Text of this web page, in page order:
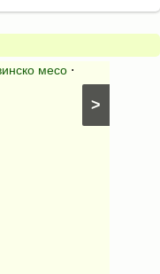
>
месо ⋅
с
яйца